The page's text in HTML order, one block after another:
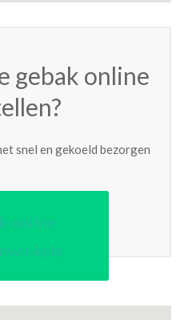
gebak online
snel en gekoeld bezorgen
online